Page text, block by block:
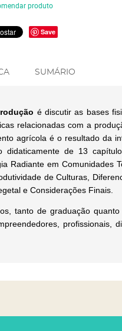
produto
Save
SUMÁRIO
é discutir as bases
relacionadas com a
agrícola é o resultado da
de 13
Radiante em Comunidades
de Culturas,
e Considerações Finais.
tanto de graduação
profissionais,